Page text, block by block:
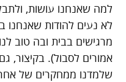
למה שאנחנו עושות,
לא נעים להודות שאנחנו
מרגישים בבית ובה טוב לנו
אמורים לסבול). בקיצור,
שלמדנו ממחקרים של